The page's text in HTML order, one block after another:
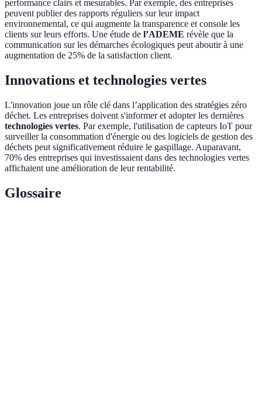
performance clairs et mesurables. Par exemple, des entreprises
peuvent publier des rapports réguliers sur leur impact
environnemental, ce qui augmente la transparence et console les
clients sur leurs efforts. Une étude de l’ADEME révèle que la
communication sur les démarches écologiques peut aboutir à une
augmentation de 25% de la satisfaction client.
Innovations et technologies vertes
L'innovation joue un rôle clé dans l’application des stratégies zéro
déchet. Les entreprises doivent s'informer et adopter les dernières
technologies vertes. Par exemple, l'utilisation de capteurs IoT pour
surveiller la consommation d'énergie ou des logiciels de gestion des
déchets peut significativement réduire le gaspillage. Auparavant,
70% des entreprises qui investissaient dans des technologies vertes
affichaient une amélioration de leur rentabilité.
Glossaire